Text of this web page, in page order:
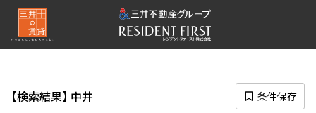
検索結果 中井 条件保存
再検索ナビゲーション
選択中の路線